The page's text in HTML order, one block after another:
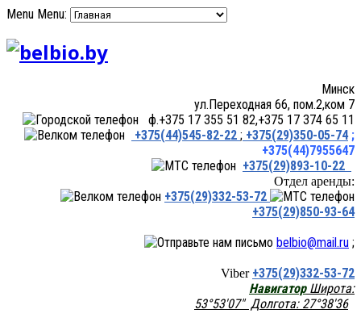
Menu Menu:
Минск
ул.Переходная 66, пом.2,ком 7
ф.+375 17 355 51 82,+375 17 374 65 11
+375(44)545-82-22 ; +375(29)350-05-74 ;
+375(44)7955647
+375(29)893-10-22
Отдел аренды:
+375(29)332-53-72
+375(29)850-93-64
belbio@mail.ru ;
Viber +375(29)332-53-72
НавигаторШирота:
53°53'07" Долгота: 27°38'36